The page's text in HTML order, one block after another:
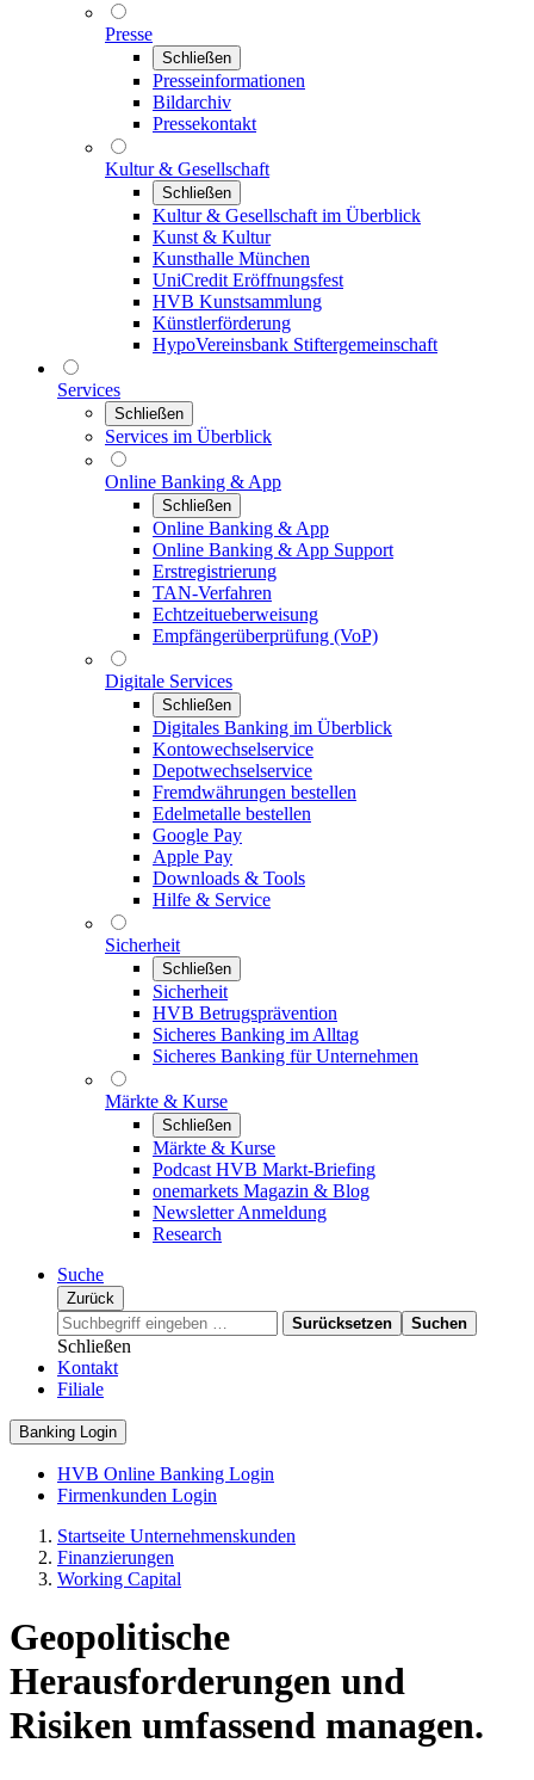
Presse
Schließen
Presseinformationen
Bildarchiv
Pressekontakt
Kultur & Gesellschaft
Schließen
Kultur & Gesellschaft im Überblick
Kunst & Kultur
Kunsthalle München
UniCredit Eröffnungsfest
HVB Kunstsammlung
Künstlerförderung
HypoVereinsbank Stiftergemeinschaft
Services
Schließen
Services im Überblick
Online Banking & App
Schließen
Online Banking & App
Online Banking & App Support
Erstregistrierung
TAN-Verfahren
Echtzeitueberweisung
Empfängerüberprüfung (VoP)
Digitale Services
Schließen
Digitales Banking im Überblick
Kontowechselservice
Depotwechselservice
Fremdwährungen bestellen
Edelmetalle bestellen
Google Pay
Apple Pay
Downloads & Tools
Hilfe & Service
Sicherheit
Schließen
Sicherheit
HVB Betrugsprävention
Sicheres Banking im Alltag
Sicheres Banking für Unternehmen
Märkte & Kurse
Schließen
Märkte & Kurse
Podcast HVB Markt-Briefing
onemarkets Magazin & Blog
Newsletter Anmeldung
Research
Suche
Zurück
Surücksetzen
Suchen
Schließen
Kontakt
Filiale
Banking Login
HVB Online Banking Login
Firmenkunden Login
Startseite Unternehmenskunden
Finanzierungen
Working Capital
Geopolitische
Herausforderungen und
Risiken umfassend managen.